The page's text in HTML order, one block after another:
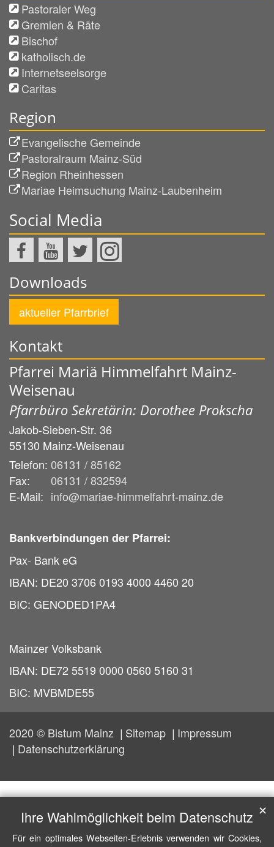
Pastoraler Weg
Gremien & Räte
Bischof
katholisch.de
Internetseelsorge
Caritas
Region
Evangelische Gemeinde
Pastoralraum Mainz-Süd
Region Rheinhessen
Mariae Heimsuchung Mainz-Laubenheim
Social Media
Downloads
aktueller Pfarrbrief
Kontakt
Pfarrei Mariä Himmelfahrt Mainz-
Weisenau
Pfarrbüro Sekretärin: Dorothee Prokscha
Jakob-Sieben-Str. 36
55130 Mainz-Weisenau
Telefon: 06131 / 85162
Fax:
06131 / 832594
E-Mail: info@mariae-himmelfahrt-mainz.de
Bankverbindungen der Pfarrei:
Pax- Bank eG
IBAN: DE20 3706 0193 4000 4460 20
BIC: GENODED1PA4
Mainzer Volksbank
IBAN: DE72 5519 0000 0560 5160 31
BIC: MVBMDE55
2020 © Bistum Mainz Sitemap
Impressum
Datenschutzerklärung
Ihre Wahlmöglichkeit beim Datenschutz
Für ein optimales Webseiten-Erlebnis verwenden wir Cookies,
✕